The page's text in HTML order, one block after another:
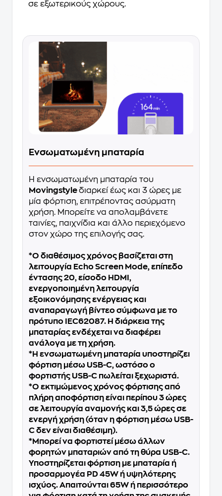
σε εξωτερικούς χώρους.
Ενσωματωμένη μπαταρία
Η ενσωματωμένη μπαταρία του
Movingstyleδιαρκεί έως και 3 ώρες με
μία φόρτιση, επιτρέποντας ασύρματη
χρήση. Μπορείτε να απολαμβάνετε
ταινίες, παιχνίδια και άλλο περιεχόμενο
στον χώρο της επιλογής σας.
*Ο διαθέσιμος χρόνος βασίζεται στη
λειτουργία Echo Screen Mode, επίπεδο
έντασης 20, είσοδο HDMI,
ενεργοποιημένη λειτουργία
εξοικονόμησης ενέργειας και
αναπαραγωγή βίντεο σύμφωνα με το
πρότυπο IEC62087. Η διάρκεια της
μπαταρίας ενδέχεται να διαφέρει
ανάλογα με τη χρήση.
*Η ενσωματωμένη μπαταρία υποστηρίζει
φόρτιση μέσω USB-C, ωστόσο ο
φορτιστής USB-C πωλείται ξεχωριστά.
*Ο εκτιμώμενος χρόνος φόρτισης από
πλήρη αποφόρτιση είναι περίπου 3 ώρες
σε λειτουργία αναμονής και 3,5 ώρες σε
ενεργή χρήση (όταν η φόρτιση μέσω USB-
C δεν είναι διαθέσιμη).
*Μπορεί να φορτιστεί μέσω άλλων
φορητών μπαταριών από τη θύρα USB-C.
Υποστηρίζεται φόρτιση με μπαταρία ή
προσαρμογέα PD 45W ή υψηλότερης
ισχύος. Απαιτούνται 65W ή περισσότερο